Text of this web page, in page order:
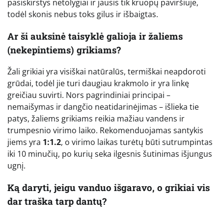
pasiskirstys netolygiai ir jausis tik kruopų paviršiuje,
todėl skonis nebus toks gilus ir išbaigtas.
Ar ši auksinė taisyklė galioja ir žaliems
(nekepintiems) grikiams?
Žali grikiai yra visiškai natūralūs, termiškai neapdoroti
grūdai, todėl jie turi daugiau krakmolo ir yra linkę
greičiau suvirti. Nors pagrindiniai principai –
nemaišymas ir dangčio neatidarinėjimas – išlieka tie
patys, žaliems grikiams reikia mažiau vandens ir
trumpesnio virimo laiko. Rekomenduojamas santykis
jiems yra 1:1.2, o virimo laikas turėtų būti sutrumpintas
iki 10 minučių, po kurių seka ilgesnis šutinimas išjungus
ugnį.
Ką daryti, jeigu vanduo išgaravo, o grikiai vis
dar traška tarp dantų?